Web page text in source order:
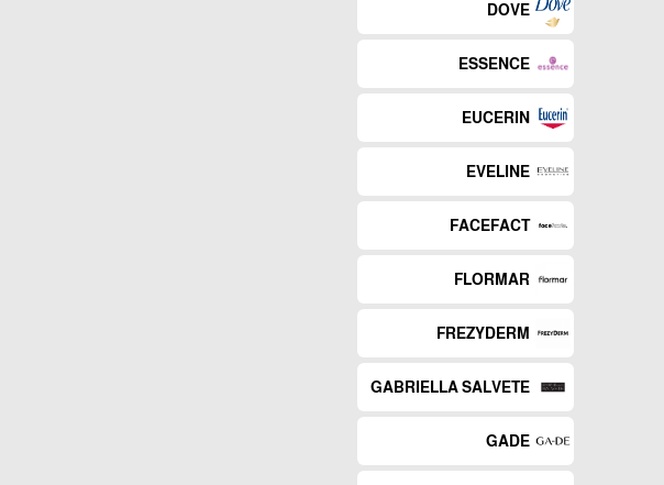
DOVE
ESSENCE
EUCERIN
EVELINE
FACEFACT
FLORMAR
FREZYDERM
GABRIELLA SALVETE
GADE